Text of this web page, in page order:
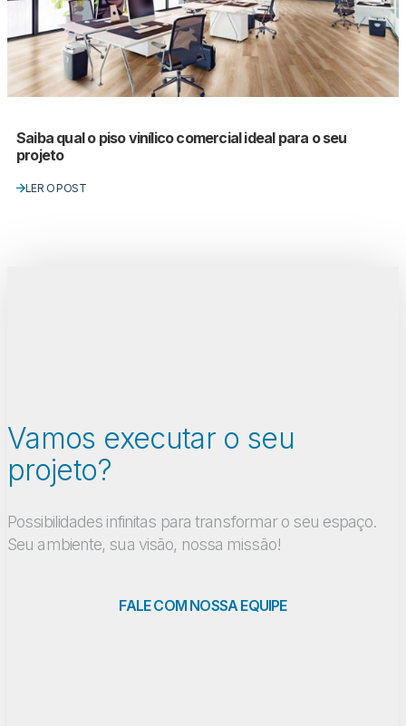
Saiba qual o piso vinílico comercial ideal para o seu
projeto
LER O POST
Vamos executar o seu
projeto?
Possibilidades infinitas para transformar o seu espaço.
Seu ambiente, sua visão, nossa missão!
FALE COM NOSSA EQUIPE